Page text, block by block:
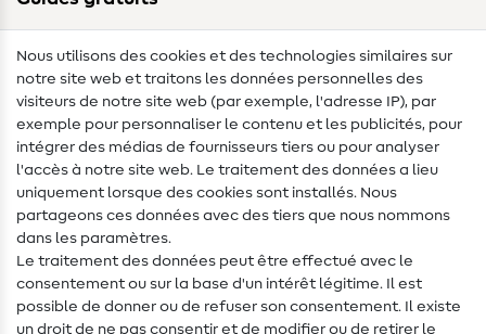
Lexique de couture
Tutos de couture
Aide & contact
Contact
Changement de propriétaire
FAQ
Droit de rétractation
Nous utilisons des cookies et des technologies similaires sur
notre site web et traitons les données personnelles des
visiteurs de notre site web (par exemple, l'adresse IP), par
exemple pour personnaliser le contenu et les publicités, pour
intégrer des médias de fournisseurs tiers ou pour analyser
l'accès à notre site web. Le traitement des données a lieu
uniquement lorsque des cookies sont installés. Nous
partageons ces données avec des tiers que nous nommons
dans les paramètres.
Le traitement des données peut être effectué avec le
consentement ou sur la base d'un intérêt légitime. Il est
possible de donner ou de refuser son consentement. Il existe
un droit de ne pas consentir et de modifier ou de retirer le